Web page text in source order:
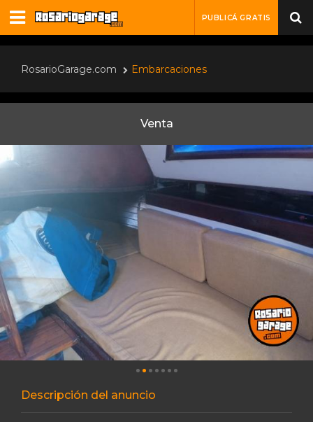
PUBLICÁ GRATIS
RosarioGarage.com Embarcaciones
Venta
Descripción del anuncio